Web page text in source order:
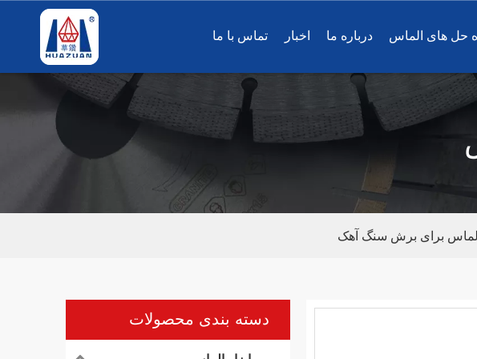
حل های الماس درباره ما اخبار تماس با ما
الماس برای برش سنگ آهک
دسته بندی محصولات